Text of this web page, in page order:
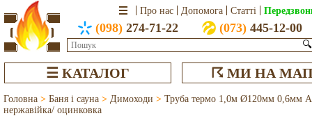
Про нас Допомога Статті
(098) 274-71-22 (073)445-12-00
🔍
☰ КАТАЛОГ ☈ МИ НА
Головна > Баня і сауна > Димоходи > Труба термо 1,0м Ø120мм 0,6мм
нержавійка/ оцинковка